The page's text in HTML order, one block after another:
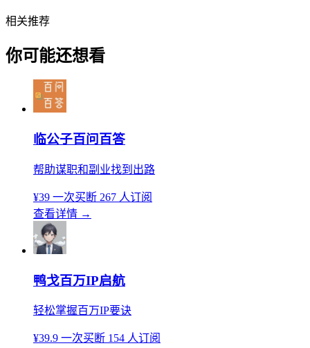
相关推荐
你可能还想看
临公子百问百答
帮助谋职和副业找到出路
¥39 一次买断 267 人订阅
查看详情 →
鸭戈百万IP启航
轻松掌握百万IP要诀
¥39.9 一次买断 154 人订阅